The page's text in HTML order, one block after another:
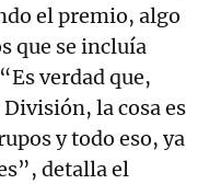
el premio, algo
que se incluía
verdad que,
la cosa es
y todo eso, ya
detalla el